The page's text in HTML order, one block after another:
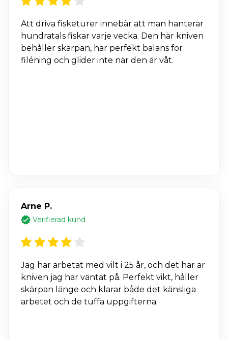
Att driva fisketurer innebär att man hanterar
hundratals fiskar varje vecka. Den här kniven
behåller skärpan, har perfekt balans för
filéning och glider inte när den är våt.
Arne P.
Verifierad kund
Jag har arbetat med vilt i 25 år, och det här är
kniven jag har väntat på. Perfekt vikt, håller
skärpan länge och klarar både det känsliga
arbetet och de tuffa uppgifterna.